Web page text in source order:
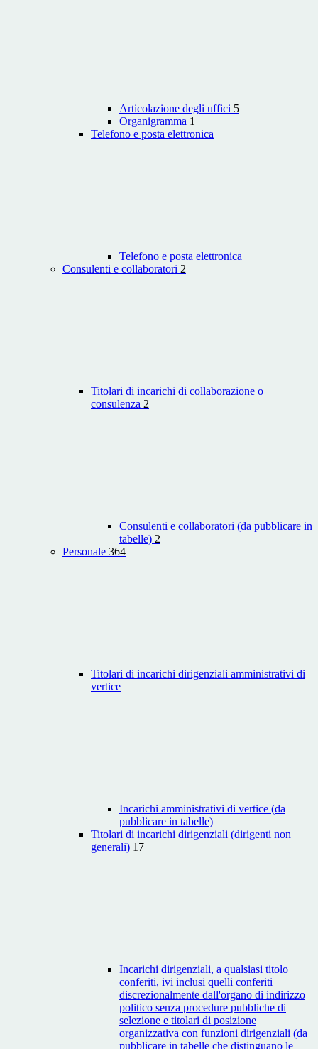
Articolazione degli uffici 5
Organigramma 1
Telefono e posta elettronica
Telefono e posta elettronica
Consulenti e collaboratori 2
Titolari di incarichi di collaborazione o
consulenza 2
Consulenti e collaboratori (da pubblicare in
tabelle) 2
Personale 364
Titolari di incarichi dirigenziali amministrativi di
vertice
Incarichi amministrativi di vertice (da
pubblicare in tabelle)
Titolari di incarichi dirigenziali (dirigenti non
generali) 17
Incarichi dirigenziali, a qualsiasi titolo
conferiti, ivi inclusi quelli conferiti
discrezionalmente dall'organo di indirizzo
politico senza procedure pubbliche di
selezione e titolari di posizione
organizzativa con funzioni dirigenziali (da
pubblicare in tabelle che distinguano le